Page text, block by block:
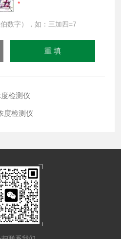
数字），如：三加四=7
检测仪
度检测仪